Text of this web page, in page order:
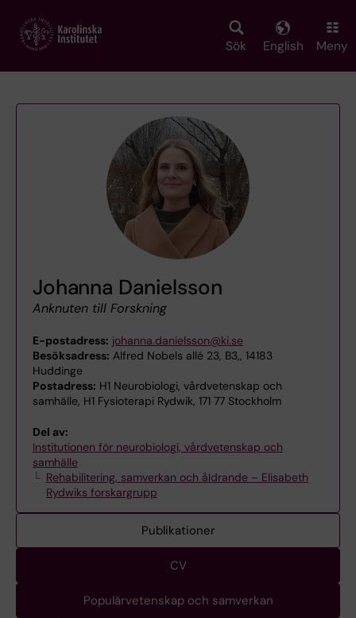
main
Sök English Meny
Johanna Danielsson
Anknuten till Forskning
E-postadress: johanna.danielsson@ki.se
Besöksadress: Alfred Nobels allé 23, B3,, 14183
Huddinge
Postadress: H1 Neurobiologi, vårdvetenskap och
samhälle, H1 Fysioterapi Rydwik, 171 77 Stockholm
Del av:
Institutionen för neurobiologi, vårdvetenskap och
samhälle
Rehabilitering, samverkan och åldrande – Elisabeth
Rydwiks forskargrupp
Publikationer
CV
Populärvetenskap och samverkan